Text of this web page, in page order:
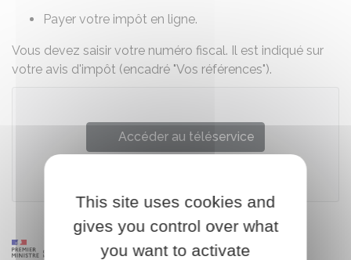
Payer votre impôt en ligne.
Vous devez saisir votre numéro fiscal. Il est indiqué sur
votre avis d'impôt (encadré "Vos références").
Accéder au téléservice
This site uses cookies and
gives you control over what
you want to activate